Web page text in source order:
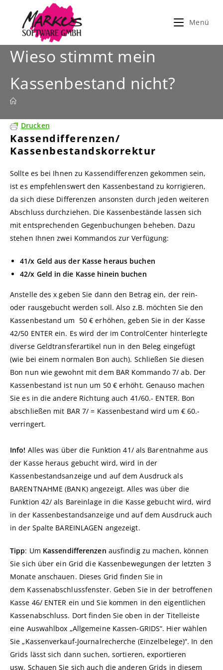
springen
Menü
Wieso stimmt mein
Kassenbestand nicht?
Drucken
Kassendifferenzen/
Kassenbestandskorrektur
Sollte es bei Ihnen zu Kassendifferenzen gekommen sein,
ist es empfehlenswert den Kassenbestand zu korrigieren,
da sich diese Differenzen ansonsten durch jeden weiteren
Abschluss durchziehen. Die Kassenbestände lassen sich
mit entsprechenden Gegenbuchungen beheben. Dazu
stehen Ihnen zwei Kommandos zur Verfügung:
41/x Geld aus der Kasse heraus buchen
42/x Geld in die Kasse hinein buchen
Anstelle des x geben Sie dann den Betrag ein, der rein-
oder rausgebucht werden soll. Also z.B. möchten Sie den
Kassenbestand um 50 € erhöhen, geben Sie in der Kasse
42/50 ENTER ein. Es wird der im ControlCenter hinterlegte
diverse Geldtransferartikel nun in den Beleg eingefügt
(wie bei einem normalen Bon auch). Schließen Sie diesen
Bon nun wie gewohnt mit dem BAR Kommando 7/ ab. Der
Kassenbestand ist nun um 50 € erhöht. Genauso machen
Sie es in die andere Richtung auch 41/60.- ENTER. Bon
abschließen mit BAR 7/ = Kassenbestand wird um € 60.-
verringert.
Info! Alles was über die Funktion 41/ als Barentnahme aus
der Kasse heraus gebucht wird, wird in der
Kassenbestandsanzeige und auf dem Ausdruck als
BARENTNAHME (BANK) angezeigt. Alles was über die
Funktion 42/ als Bareinlage in die Kasse gebucht wird, wird
in der Kassenbestandsanzeige und auf dem Ausdruck auch
in der Spalte BAREINLAGEN angezeigt.
Tipp: Um Kassendifferenzen ausfindig zu machen, können
Sie sich über ein Grid die Kassenbewegungen der letzten 3
Monate anschauen. Dieses Grid finden Sie in
dem Kassenabschlussfenster. Geben Sie in der betroffenen
Kasse 46/ ENTER ein und Sie kommen in den eigentlichen
Kassenabschluss. Dort finden Sie oben in der Titelleiste
eine Auswahlbox „Allgemeine Kassen-GRIDS“. Hier wählen
Sie „Kassenverkauf-Journalrecherche (Einzelbelege)“. In den
Grids lässt sich dann suchen, sortieren, exportieren
usw. Schauen Sie sich auch die anderen Grids in diesem